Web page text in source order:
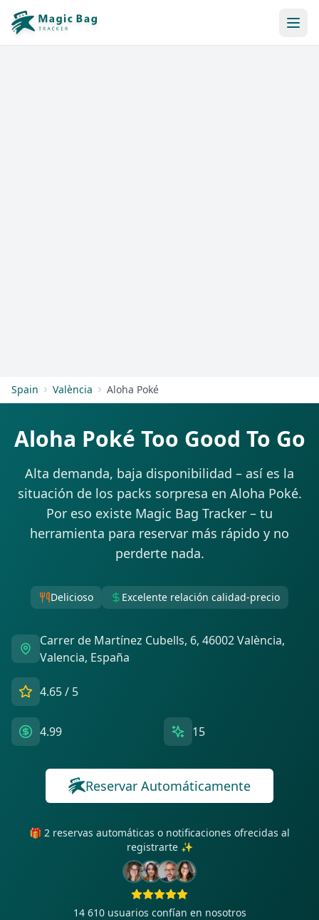
Spain València Aloha Poké
Aloha Poké Too Good To Go
Alta demanda, baja disponibilidad – así es la
situación de los packs sorpresa en Aloha Poké.
Por eso existe Magic Bag Tracker – tu
herramienta para reservar más rápido y no
perderte nada.
Delicioso Excelente relación calidad-precio
Carrer de Martínez Cubells, 6, 46002 València,
Valencia, España
4.65/ 5
4.99 15
Reservar Automáticamente
🎁 2 reservas automáticas o notificaciones ofrecidas al
registrarte ✨
14 610 usuarios confían en nosotros